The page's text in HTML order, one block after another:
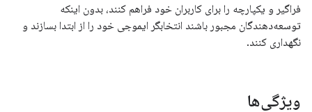
فراگیر و یکپارچه را برای کاربران خود فراهم کنند، بدون اینکه
توسعه‌دهندگان مجبور باشند انتخابگر ایموجی خود را از ابتدا بسازند و
نگهداری کنند.
ویژگی‌ها